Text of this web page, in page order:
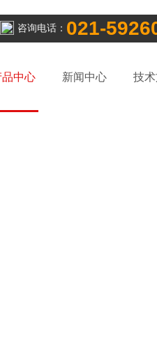
咨询电话： 021-
品中心 新闻中心 技